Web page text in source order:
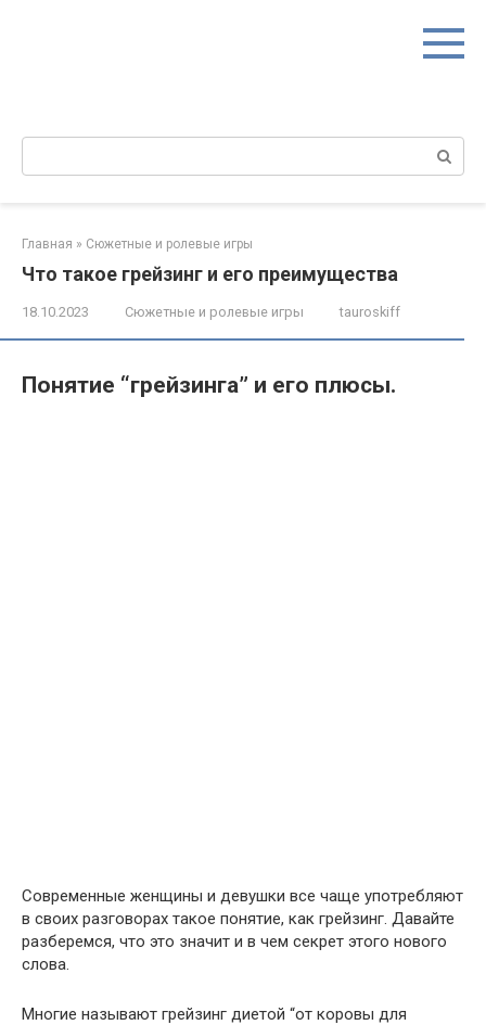
Поиск:
Главная » Сюжетные и ролевые игры
Что такое грейзинг и его преимущества
18.10.2023 Сюжетные и ролевые игры tauroskiff
Понятие “грейзинга” и его плюсы.
Современные женщины и девушки все чаще употребляют
в своих разговорах такое понятие, как грейзинг. Давайте
разберемся, что это значит и в чем секрет этого нового
слова.
Многие называют грейзинг диетой “от коровы для